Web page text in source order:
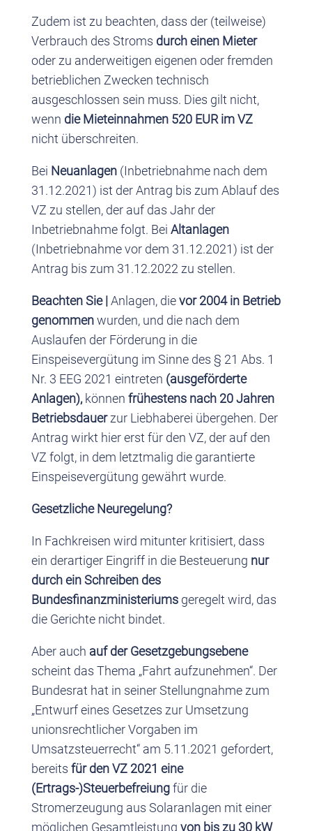
Zudem ist zu beachten, dass der (teilweise)
Verbrauch des Stroms durch einen Mieter
oder zu anderweitigen eigenen oder fremden
betrieblichen Zwecken technisch
ausgeschlossen sein muss. Dies gilt nicht,
wenn die Mieteinnahmen 520 EUR im VZ
nicht überschreiten.
Bei Neuanlagen(Inbetriebnahme nach dem
31.12.2021) ist der Antrag bis zum Ablauf des
VZ zu stellen, der auf das Jahr der
Inbetriebnahme folgt. Bei Altanlagen
(Inbetriebnahme vor dem 31.12.2021) ist der
Antrag bis zum 31.12.2022 zu stellen.
Beachten Sie | Anlagen, dievor 2004 in Betrieb
genommenwurden, und die nach dem
Auslaufen der Förderung in die
Einspeisevergütung im Sinne des § 21 Abs. 1
Nr. 3 EEG 2021 eintreten (ausgeförderte
Anlagen),können frühestens nach 20 Jahren
Betriebsdauerzur Liebhaberei übergehen. Der
Antrag wirkt hier erst für den VZ, der auf den
VZ folgt, in dem letztmalig die garantierte
Einspeisevergütung gewährt wurde.
Gesetzliche Neuregelung?
In Fachkreisen wird mitunter kritisiert, dass
ein derartiger Eingriff in die Besteuerung nur
durch ein Schreiben des
Bundesfinanzministeriumsgeregelt wird, das
die Gerichte nicht bindet.
Aber auch auf der Gesetzgebungsebene
scheint das Thema „Fahrt aufzunehmen“. Der
Bundesrat hat in seiner Stellungnahme zum
„Entwurf eines Gesetzes zur Umsetzung
unionsrechtlicher Vorgaben im
Umsatzsteuerrecht“ am 5.11.2021 gefordert,
bereits für den VZ 2021 eine
(Ertrags-)Steuerbefreiungfür die
Stromerzeugung aus Solaranlagen mit einer
möglichen Gesamtleistung von bis zu 30 kW